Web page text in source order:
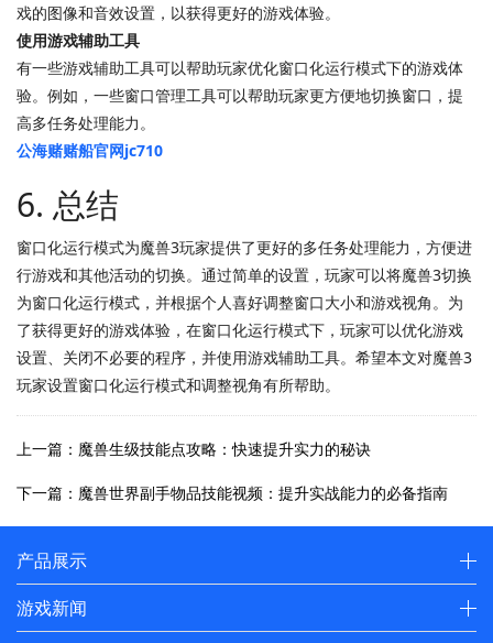
戏的图像和音效设置，以获得更好的游戏体验。
使用游戏辅助工具
有一些游戏辅助工具可以帮助玩家优化窗口化运行模式下的游戏体
验。例如，一些窗口管理工具可以帮助玩家更方便地切换窗口，提
高多任务处理能力。
公海赌赌船官网jc710
6. 总结
窗口化运行模式为魔兽3玩家提供了更好的多任务处理能力，方便进
行游戏和其他活动的切换。通过简单的设置，玩家可以将魔兽3切换
为窗口化运行模式，并根据个人喜好调整窗口大小和游戏视角。为
了获得更好的游戏体验，在窗口化运行模式下，玩家可以优化游戏
设置、关闭不必要的程序，并使用游戏辅助工具。希望本文对魔兽3
玩家设置窗口化运行模式和调整视角有所帮助。
上一篇：魔兽生级技能点攻略：快速提升实力的秘诀
下一篇：魔兽世界副手物品技能视频：提升实战能力的必备指南
产品展示
游戏新闻